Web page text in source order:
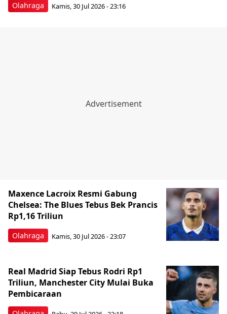
Olahraga Kamis, 30 Jul 2026 - 23:16
Olahraga
Maxence Lacroix Resmi Gabung
Chelsea: The Blues Tebus Bek Prancis
Rp1,16 Triliun
Kamis, 30 Jul 2026 - 23:07
Real Madrid Siap Tebus Rodri Rp1
Triliun, Manchester City Mulai Buka
Pembicaraan